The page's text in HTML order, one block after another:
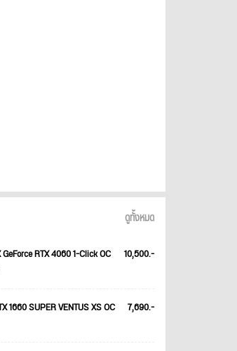
ดูทั้งหมด
RTX 4060 1-Click OC
10,500.-
1660 SUPER VENTUS XS OC 7,690.-